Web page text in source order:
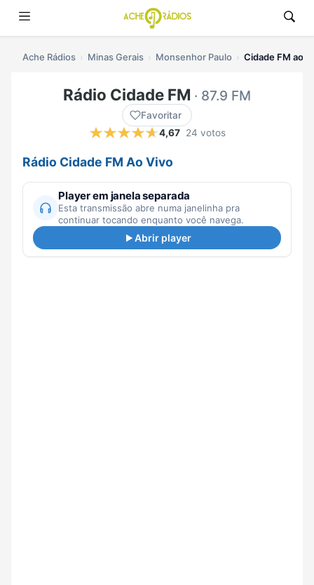
Ache Rádios Minas Gerais Monsenhor Paulo Cidade FM ao
Rádio Cidade FM · 87.9 FM
Favoritar
4,67 24 votos
Rádio Cidade FM Ao Vivo
Player em janela separada
Esta transmissão abre numa janelinha pra
continuar tocando enquanto você navega.
Abrir player